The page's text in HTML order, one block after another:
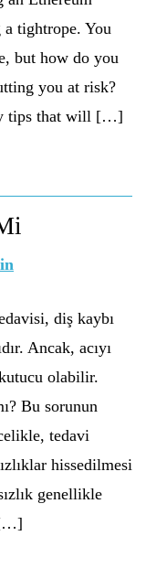
tightrope. You
but how do you
you at risk?
tips that will […]
diş kaybı
Ancak, acıyı
olabilir.
Bu sorunun
tedavi
hissedilmesi
genellikle
[…]